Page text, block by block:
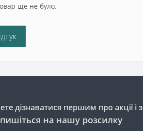
ще не було.
дізнаватися першим про акції і
на нашу розсилку